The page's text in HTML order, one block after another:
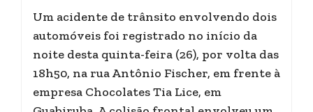
Um acidente de trânsito envolvendo dois
automóveis foi registrado no início da
noite desta quinta-feira (26), por volta das
18h50, na rua Antônio Fischer, em frente à
empresa Chocolates Tia Lice, em